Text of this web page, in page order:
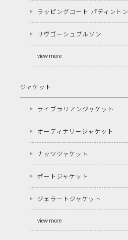
ラッピングコート パディントン
リヴゴーシュブルゾン
view more
ジャケット
ライブラリアンジャケット
オーディナリージャケット
ナッツジャケット
ポートジャケット
ジェラートジャケット
view more